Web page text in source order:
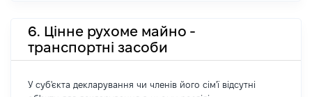
6. Цінне рухоме майно -
транспортні засоби
У суб'єкта декларування чи членів його сім'ї відсутні